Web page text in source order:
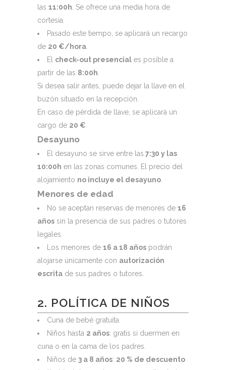
las 11:00h . Se ofrece una media hora de
cortesía.
Pasado este tiempo, se aplicará un recargo
de 20 €/hora
El check-out presencial es posible a
partir de las 8:00h
Si desea salir antes, puede dejar la llave en el
buzón situado en la recepción.
En caso de pérdida de llave, se aplicará un
cargo de 20 €
Desayuno
El desayuno se sirve entre las 7:30 y las
10:00h en las zonas comunes. El precio del
alojamiento no incluye el desayuno
Menores de edad
No se aceptan reservas de menores de 16
años sin la presencia de sus padres o tutores
legales.
Los menores de 16 a 18 años podrán
alojarse únicamente con autorización
escrita de sus padres o tutores.
2. POLÍTICA DE NIÑOS
Cuna de bebé gratuita.
Niños hasta 2 años: gratis si duermen en
cuna o en la cama de los padres.
Niños de 3 a 8 años: 20 % de descuento